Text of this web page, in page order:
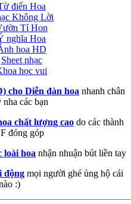
điển Hoa
Không Lời
Tí Hon
nghĩa Hoa
hoa HD
Sheet nhạc
học vui
cho Diễn đàn hoa nhanh chân
nha các bạn
chất lượng cao do các thành
đóng góp
loài hoa nhận nhuận bút liền tay
động mọi người ghé ủng hộ cái
:)